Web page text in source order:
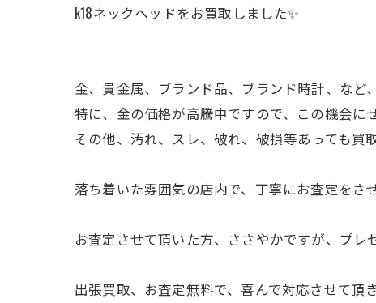
k18ネックヘッドをお買取しました✨
金、貴金属、ブランド品、ブランド時計、など
特に、金の価格が高騰中ですので、この機会に
その他、汚れ、スレ、破れ、破損等あっても
落ち着いた雰囲気の店内で、丁寧にお査定をさ
お査定させて頂いた方、ささやかですが、プレ
出張買取、お査定無料で、喜んで対応させて